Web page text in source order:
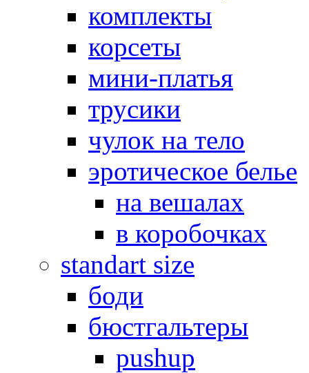
комплекты
корсеты
мини-платья
трусики
чулок на тело
эротическое белье
на вешалах
в коробочках
standart size
боди
бюстгальтеры
pushup